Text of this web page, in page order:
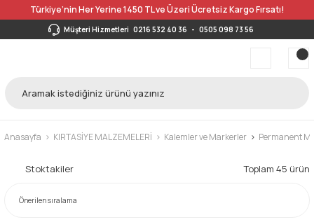
Türkiye’nin Her Yerine 1450 TL ve Üzeri Ücretsiz Kargo Fırsatı!
Müşteri Hizmetleri 0216 532 40 36 - 0505 098 73 56
Anasayfa KIRTASİYE MALZEMELERİ Kalemler ve Markerler Permanent
Stoktakiler Toplam 45 ürün